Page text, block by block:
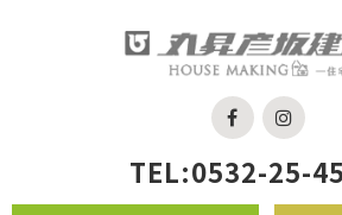
TEL:0532-25-